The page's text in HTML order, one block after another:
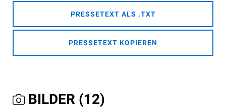
PRESSETEXT ALS .TXT
PRESSETEXT KOPIEREN
BILDER (12)